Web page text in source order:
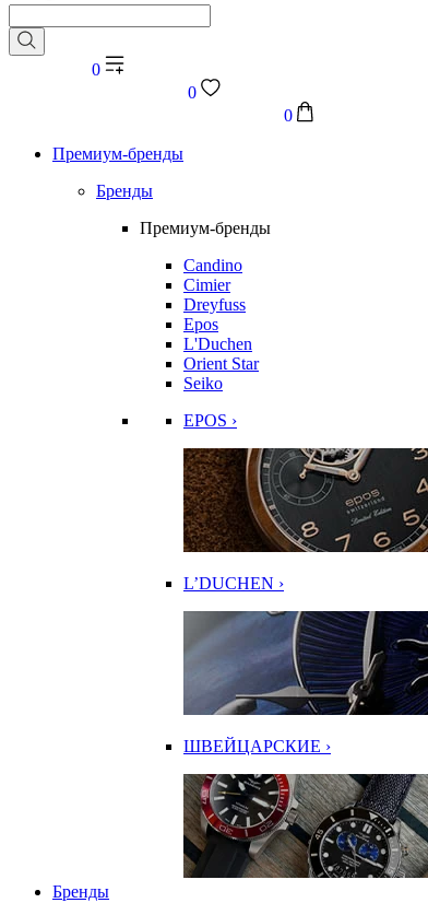
0
0
0
Премиум-бренды
Бренды
Премиум-бренды
Candino
Cimier
Dreyfuss
Epos
L'Duchen
Orient Star
Seiko
EPOS ›
L’DUCHEN ›
ШВЕЙЦАРСКИЕ ›
Бренды